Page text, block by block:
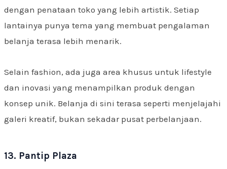
dengan penataan toko yang lebih artistik. Setiap
lantainya punya tema yang membuat pengalaman
belanja terasa lebih menarik.
Selain fashion, ada juga area khusus untuk lifestyle
dan inovasi yang menampilkan produk dengan
konsep unik. Belanja di sini terasa seperti menjelajahi
galeri kreatif, bukan sekadar pusat perbelanjaan.
13. Pantip Plaza